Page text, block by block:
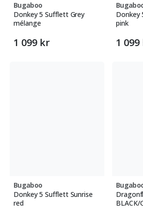
Bugaboo
Donkey 5 Sufflett Grey
mélange
1 099 kr
Donkey
pink
1
Bugaboo
Donkey 5 Sufflett Sunrise
red
BLACK/